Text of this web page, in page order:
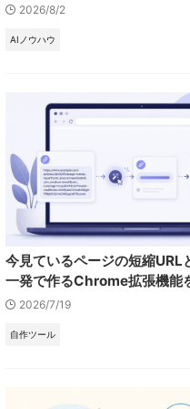
2026/8/2
AIノウハウ
今見ているページの短縮URL
一発で作るChrome拡張機能
2026/7/19
自作ツール